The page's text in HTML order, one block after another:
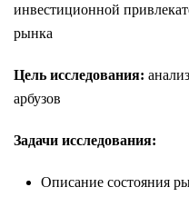
инвестиционной
рынка
Цель исследования:
арбузов
Задачи исследования:
Описание состояния